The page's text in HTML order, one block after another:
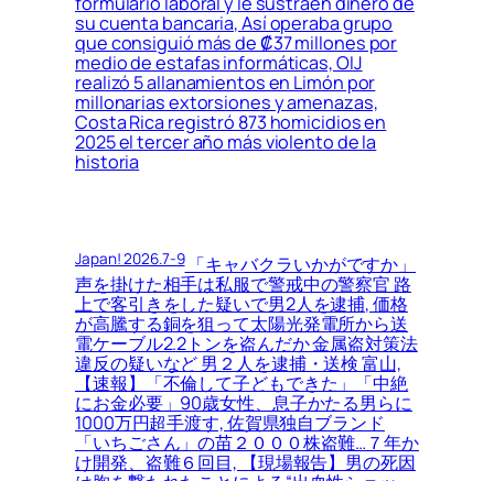
su cuenta bancaria, Así operaba grupo
que consiguió más de ₡37 millones por
medio de estafas informáticas, OIJ
realizó 5 allanamientos en Limón por
millonarias extorsiones y amenazas,
Costa Rica registró 873 homicidios en
2025 el tercer año más violento de la
historia
Japan! 2026.7-9「キャバクラいかがですか」
声を掛けた相手は私服で警戒中の警察官 路
上で客引きをした疑いで男2人を逮捕, 価格
が高騰する銅を狙って太陽光発電所から送
電ケーブル2.2トンを盗んだか 金属盗対策法
違反の疑いなど 男２人を逮捕・送検 富山,
【速報】「不倫して子どもできた」「中絶
にお金必要」90歳女性、息子かたる男らに
1000万円超手渡す, 佐賀県独自ブランド
「いちごさん」の苗２０００株盗難…７年か
け開発、盗難６回目, 【現場報告】男の死因